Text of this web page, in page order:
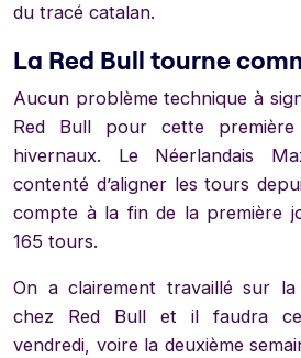
du tracé catalan.
La Red Bull tourne
Aucun problème technique à
Red Bull pour cette première
hivernaux. Le Néerlandais
contenté d’aligner les tours
compte à la fin de la première
165 tours.
On a clairement travaillé sur
chez Red Bull et il faudra
vendredi, voire la deuxième